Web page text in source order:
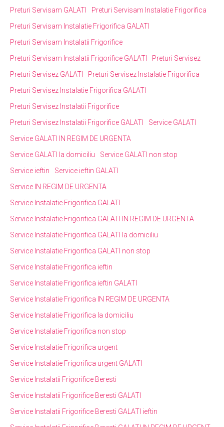
Preturi Servisam GALATI
Preturi Servisam Instalatie Frigorifica
Preturi Servisam Instalatie Frigorifica GALATI
Preturi Servisam Instalatii Frigorifice
Preturi Servisam Instalatii Frigorifice GALATI
Preturi Servisez
Preturi Servisez GALATI
Preturi Servisez Instalatie Frigorifica
Preturi Servisez Instalatie Frigorifica GALATI
Preturi Servisez Instalatii Frigorifice
Preturi Servisez Instalatii Frigorifice GALATI
Service GALATI
Service GALATI IN REGIM DE URGENTA
Service GALATI la domiciliu
Service GALATI non stop
Service ieftin
Service ieftin GALATI
Service IN REGIM DE URGENTA
Service Instalatie Frigorifica GALATI
Service Instalatie Frigorifica GALATI IN REGIM DE URGENTA
Service Instalatie Frigorifica GALATI la domiciliu
Service Instalatie Frigorifica GALATI non stop
Service Instalatie Frigorifica ieftin
Service Instalatie Frigorifica ieftin GALATI
Service Instalatie Frigorifica IN REGIM DE URGENTA
Service Instalatie Frigorifica la domiciliu
Service Instalatie Frigorifica non stop
Service Instalatie Frigorifica urgent
Service Instalatie Frigorifica urgent GALATI
Service Instalatii Frigorifice Beresti
Service Instalatii Frigorifice Beresti GALATI
Service Instalatii Frigorifice Beresti GALATI ieftin